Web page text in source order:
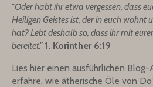
"Oder habt ihr etwa vergessen, dass
Heiligen Geistes ist, der in euch wohnt
hat? Lebt deshalb so, dass ihr mit
bereitet."1. Korinther 6:19
Lies hier einen ausführlichen
erfahre, wie ätherische Öle von